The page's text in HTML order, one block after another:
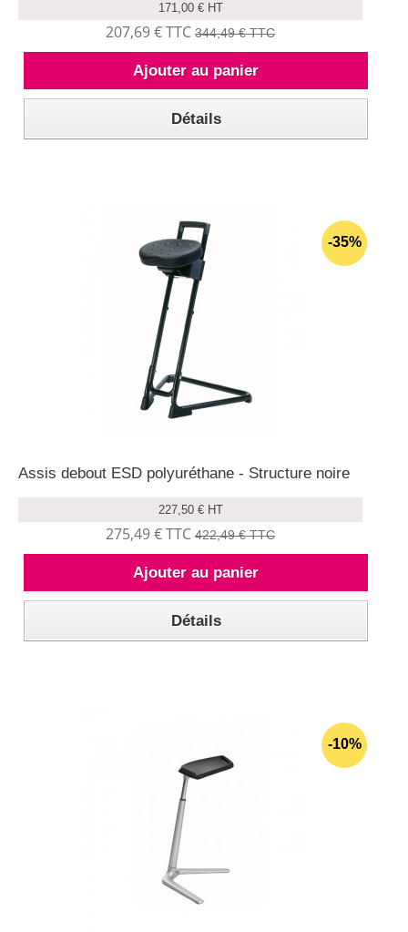
171,00 € HT
207,69 € TTC 344,49 € TTC
Ajouter au panier
Détails
-35%
Assis debout ESD polyuréthane - Structure noire
227,50 € HT
275,49 € TTC 422,49 € TTC
Ajouter au panier
Détails
-10%